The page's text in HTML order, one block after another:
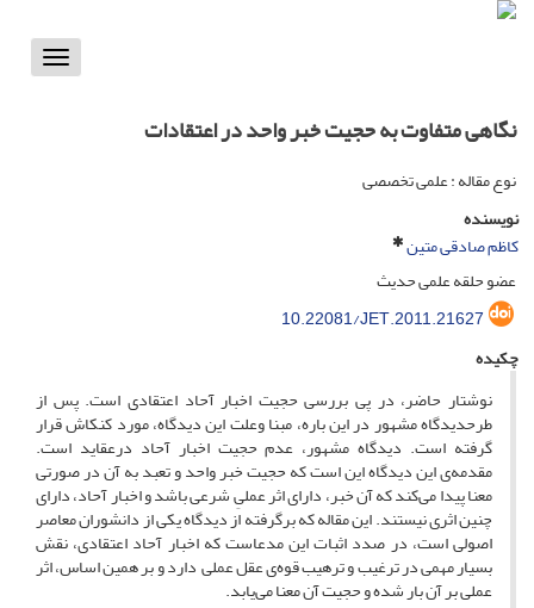
Toggle
نگاهی متفاوت به حجیت خبر واحد در اعتقادات
نوع مقاله : علمی تخصصی
نویسنده
کاظم صادقی متین
عضو حلقه علمی حدیث
10.22081/JET.2011.21627
چکیده
نوشتار حاضر، در پی بررسی حجیت اخبار آحاد اعتقادی است. پس از
طرحدیدگاه مشهور در این باره، مبنا وعلت این دیدگاه، مورد کنکاش قرار
گرفته است. دیدگاه مشهور، عدم حجیت اخبار آحاد درعقاید است.
مقدمه‌ی این دیدگاه این است که حجیت خبر واحد و تعبد به آن در صورتی
معنا پیدا می‌کند که آن خبر، دارای اثر عملیِ شرعی باشد و اخبار آحاد، دارای
چنین اثری نیستند. این مقاله که برگرفته از دیدگاه یکی از دانشوران معاصر
اصولی است، در صدد اثبات این مدعاست که اخبار آحاد اعتقادی، نقش
بسیار مهمی در ترغیب و ترهیب قوه‌ی عقل عملی دارد و بر همین اساس، اثر
عملی بر آن بار شده و حجیت آن معنا می‌یابد.